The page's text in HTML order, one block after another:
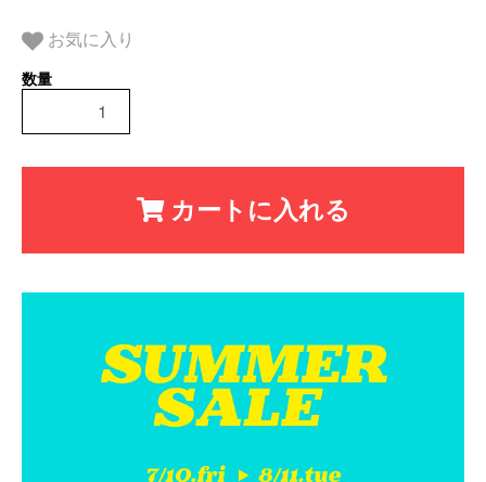
お気に入り
カートに入れる